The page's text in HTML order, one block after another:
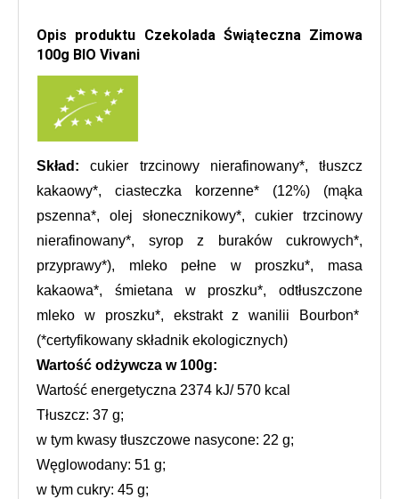
Opis produktu Czekolada Świąteczna Zimowa
100g BIO Vivani
Skład: cukier trzcinowy nierafinowany*, tłuszcz
kakaowy*, ciasteczka korzenne* (12%) (mąka
pszenna*, olej słonecznikowy*, cukier trzcinowy
nierafinowany*, syrop z buraków cukrowych*,
przyprawy*), mleko pełne w proszku*, masa
kakaowa*, śmietana w proszku*, odtłuszczone
mleko w proszku*, ekstrakt z wanilii Bourbon*
(*certyfikowany składnik ekologicznych)
Wartość odżywcza w 100g:
Wartość energetyczna 2374 kJ/ 570 kcal
Tłuszcz: 37 g;
w tym kwasy tłuszczowe nasycone: 22 g;
Węglowodany: 51 g;
w tym cukry: 45 g;